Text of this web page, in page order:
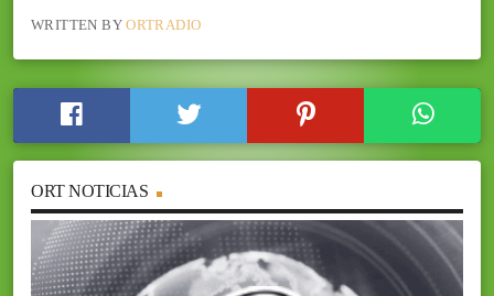
WRITTEN BYORTRADIO
ORT NOTICIAS